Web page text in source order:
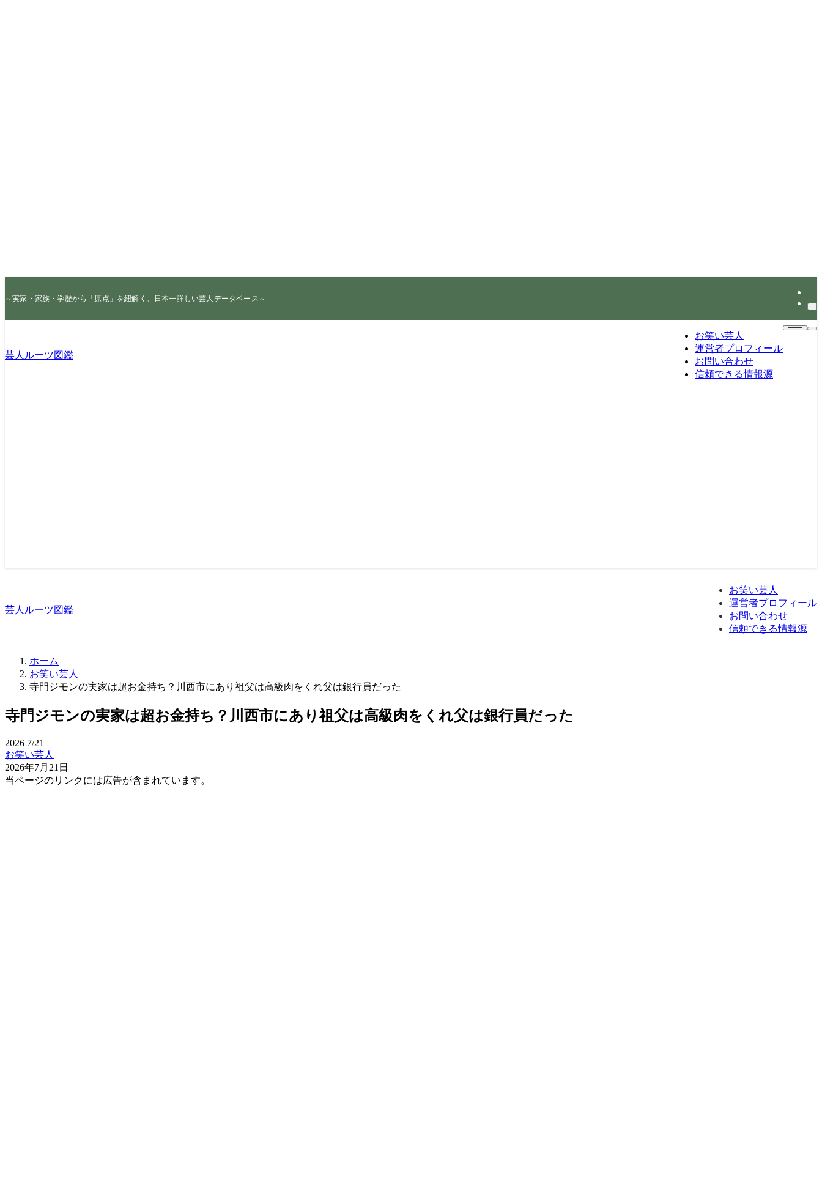
～実家・家族・学歴から「原点」を紐解く、日本一詳しい芸人データベース～
芸人ルーツ図鑑
お笑い芸人
運営者プロフィール
お問い合わせ
信頼できる情報源
芸人ルーツ図鑑
お笑い芸人
運営者プロフィール
お問い合わせ
信頼できる情報源
ホーム
お笑い芸人
寺門ジモンの実家は超お金持ち？川西市にあり祖父は高級肉をくれ父は銀行員だった
寺門ジモンの実家は超お金持ち？川西市にあり祖父は高級肉をくれ父は銀行員だった
2026 7/21
お笑い芸人
2026年7月21日
当ページのリンクには広告が含まれています。